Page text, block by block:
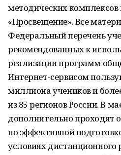
методических комплексов
«Просвещение». Все
Федеральный перечень
рекомендованных к
реализации программ
Интернет-сервисом
миллиона учеников и
из 85 регионов России. В
дополнительно проходят
по эффективной
условиях